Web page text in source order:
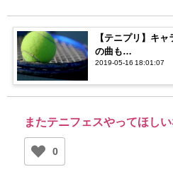
【テニプリ】キ
の曲も…
2019-05-16 18:01:07
またテニフェスやってほし
0